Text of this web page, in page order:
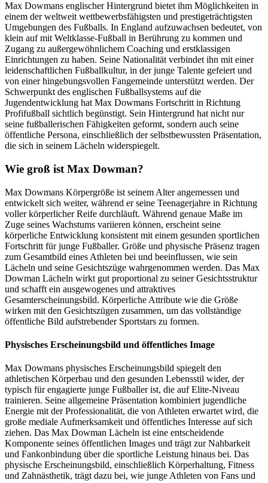
Max Dowmans englischer Hintergrund bietet ihm Möglichkeiten in
einem der weltweit wettbewerbsfähigsten und prestigeträchtigsten
Umgebungen des Fußballs. In England aufzuwachsen bedeutet, von
klein auf mit Weltklasse-Fußball in Berührung zu kommen und
Zugang zu außergewöhnlichem Coaching und erstklassigen
Einrichtungen zu haben. Seine Nationalität verbindet ihn mit einer
leidenschaftlichen Fußballkultur, in der junge Talente gefeiert und
von einer hingebungsvollen Fangemeinde unterstützt werden. Der
Schwerpunkt des englischen Fußballsystems auf die
Jugendentwicklung hat Max Dowmans Fortschritt in Richtung
Profifußball sichtlich begünstigt. Sein Hintergrund hat nicht nur
seine fußballerischen Fähigkeiten geformt, sondern auch seine
öffentliche Persona, einschließlich der selbstbewussten Präsentation,
die sich in seinem Lächeln widerspiegelt.
Wie groß ist Max Dowman?
Max Dowmans Körpergröße ist seinem Alter angemessen und
entwickelt sich weiter, während er seine Teenagerjahre in Richtung
voller körperlicher Reife durchläuft. Während genaue Maße im
Zuge seines Wachstums variieren können, erscheint seine
körperliche Entwicklung konsistent mit einem gesunden sportlichen
Fortschritt für junge Fußballer. Größe und physische Präsenz tragen
zum Gesamtbild eines Athleten bei und beeinflussen, wie sein
Lächeln und seine Gesichtszüge wahrgenommen werden. Das Max
Dowman Lächeln wirkt gut proportional zu seiner Gesichtsstruktur
und schafft ein ausgewogenes und attraktives
Gesamterscheinungsbild. Körperliche Attribute wie die Größe
wirken mit den Gesichtszügen zusammen, um das vollständige
öffentliche Bild aufstrebender Sportstars zu formen.
Physisches Erscheinungsbild und öffentliches Image
Max Dowmans physisches Erscheinungsbild spiegelt den
athletischen Körperbau und den gesunden Lebensstil wider, der
typisch für engagierte junge Fußballer ist, die auf Elite-Niveau
trainieren. Seine allgemeine Präsentation kombiniert jugendliche
Energie mit der Professionalität, die von Athleten erwartet wird, die
große mediale Aufmerksamkeit und öffentliches Interesse auf sich
ziehen. Das Max Dowman Lächeln ist eine entscheidende
Komponente seines öffentlichen Images und trägt zur Nahbarkeit
und Fankonbindung über die sportliche Leistung hinaus bei. Das
physische Erscheinungsbild, einschließlich Körperhaltung, Fitness
und Zahnästhetik, trägt dazu bei, wie junge Athleten von Fans und